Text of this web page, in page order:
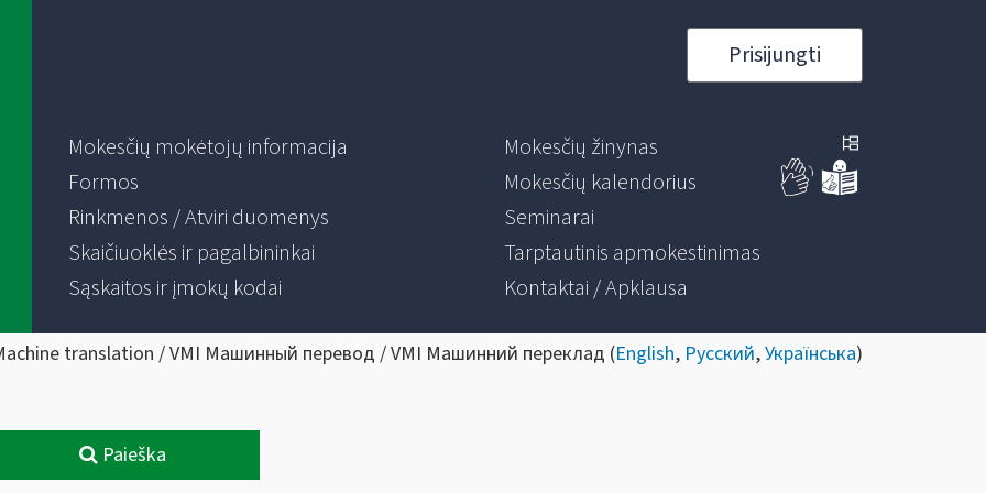
Prisijungti
Mokesčių mokėtojų informacija
Formos
Rinkmenos / Atviri duomenys
Skaičiuoklės ir pagalbininkai
Sąskaitos ir įmokų kodai
Mokesčių žinynas
Mokesčių kalendorius
Seminarai
Tarptautinis apmokestinimas
Kontaktai / Apklausa
translation / VMI Машинный перевод / VMI Машинний переклад (English, Русский,Українська)
Paieška